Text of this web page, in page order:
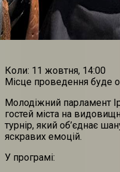
Коли: 11 жовтня, 14:00
Місце проведення буде
Молодіжний парламент
гостей міста на
турнір, який об’єднає
яскравих емоцій.
У програмі: